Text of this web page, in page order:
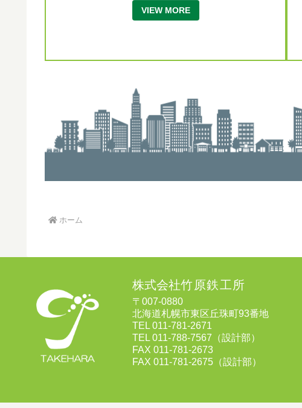
VIEW MORE
ホーム
株式会社竹原鉄工所
〒007-0880
北海道札幌市東区丘珠町93番地
TEL 011-781-2671
TEL 011-788-7567（設計部）
FAX 011-781-2673
FAX 011-781-2675（設計部）